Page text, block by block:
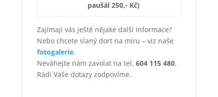
paušál 250,- Kč)
Zajímají vás ještě nějaké další informace?
Nebo chcete slaný dort na míru – viz naše
fotogalerie.
Neváhejte nám zavolat na tel. 604 115 480.
Rádi Vaše dotazy zodpovíme.